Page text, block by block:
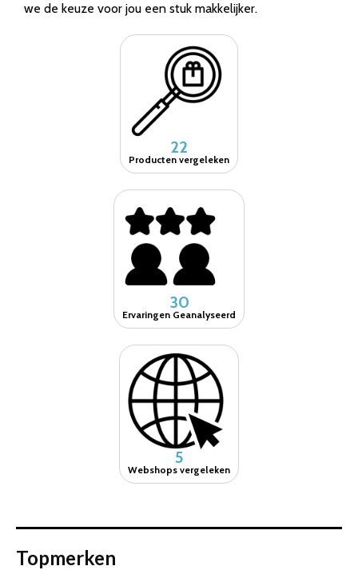
we de keuze voor jou een stuk makkelijker.
22
Producten vergeleken
30
Ervaringen Geanalyseerd
5
Webshops vergeleken
Topmerken